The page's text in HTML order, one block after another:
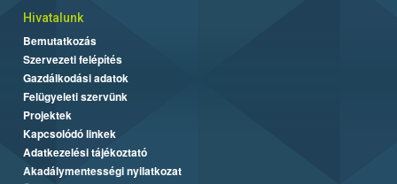
Hivatalunk
Bemutatkozás
Szervezeti felépítés
Gazdálkodási adatok
Felügyeleti szervünk
Projektek
Kapcsolódó linkek
Adatkezelési tájékoztató
Akadálymentességi nyilatkozat